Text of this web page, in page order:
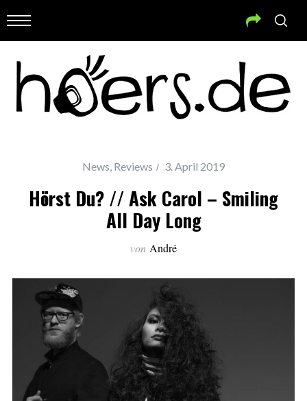
News, Reviews 3. April 2019
Hörst Du? // Ask Carol – Smiling
All Day Long
von André